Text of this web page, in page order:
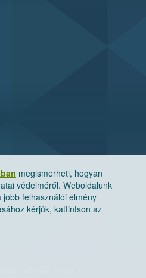
megismerheti, hogyan
védelméről. Weboldalunk
felhasználói élmény
kérjük, kattintson az
biztonsági Hivatal